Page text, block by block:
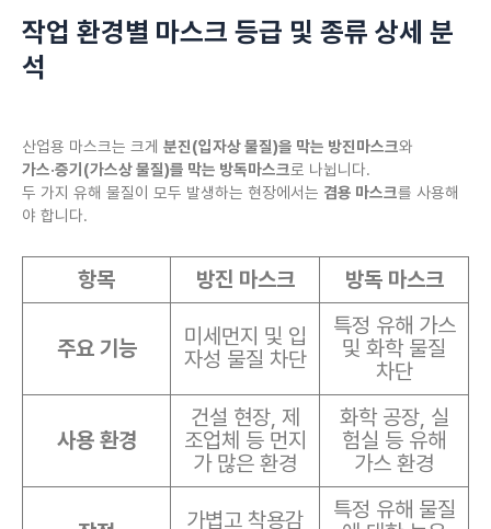
작업 환경별 마스크 등급 및 종류 상세 분
석
산업용 마스크는 크게 분진(입자상 물질)을 막는 방진마스크와
가스·증기(가스상 물질)를 막는 방독마스크로 나뉩니다.
두 가지 유해 물질이 모두 발생하는 현장에서는 겸용 마스크를 사용해
야 합니다.
항목 방진 마스크 방독 마스크
주요 기능
미세먼지 및 입
자성 물질 차단
특정 유해 가스
및 화학 물질
차단
사용 환경
건설 현장, 제
조업체 등 먼지
가 많은 환경
화학 공장, 실
험실 등 유해
가스 환경
가볍고 착용감
특정 유해 물질